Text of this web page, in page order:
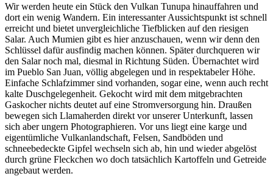
Wir werden heute ein Stück den Vulkan Tunupa hinauffahren und
dort ein wenig Wandern. Ein interessanter Aussichtspunkt ist schnell
erreicht und bietet unvergleichliche Tiefblicken auf den riesigen
Salar. Auch Mumien gibt es hier anzuschauen, wenn wir denn den
Schlüssel dafür ausfindig machen können. Später durchqueren wir
den Salar noch mal, diesmal in Richtung Süden. Übernachtet wird
im Pueblo San Juan, völlig abgelegen und in respektabeler Höhe.
Einfache Schlafzimmer sind vorhanden, sogar eine, wenn auch recht
kalte Duschgelegenheit. Gekocht wird mit dem mitgebrachten
Gaskocher nichts deutet auf eine Stromversorgung hin. Draußen
bewegen sich Llamaherden direkt vor unserer Unterkunft, lassen
sich aber ungern Photographieren. Vor uns liegt eine karge und
eigentümliche Vulkanlandschaft, Felsen, Sandböden und
schneebedeckte Gipfel wechseln sich ab, hin und wieder abgelöst
durch grüne Fleckchen wo doch tatsächlich Kartoffeln und Getreide
angebaut werden.